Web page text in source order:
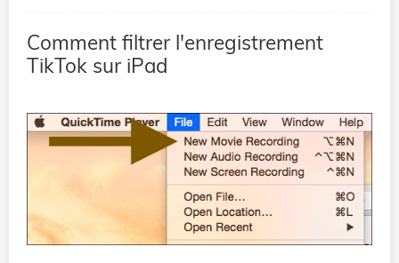
Comment filtrer l'enregistrement
TikTok sur iPad